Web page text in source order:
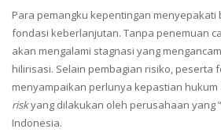
Para pemangku kepentingan
fondasi keberlanjutan. Tanpa penemuan
akan mengalami stagnasi yang
hilirisasi. Selain pembagian risiko, peserta
menyampaikan perlunya kepastian hukum
riskyang dilakukan oleh perusahaan yang “
Indonesia.